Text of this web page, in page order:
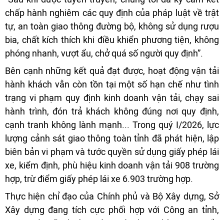
chấp hành nghiêm các quy định của pháp luật về trật
tự, an toàn giao thông đường bộ, không sử dụng rượu
bia, chất kích thích khi điều khiển phương tiện, không
phóng nhanh, vượt ẩu, chở quá số người quy định”.
Bên cạnh những kết quả đạt được, hoạt động vận tải
hành khách vẫn còn tồn tại một số hạn chế như tình
trạng vi phạm quy định kinh doanh vận tải, chạy sai
hành trình, đón trả khách không đúng nơi quy định,
cạnh tranh không lành mạnh... Trong quý I/2026, lực
lượng cảnh sát giao thông toàn tỉnh đã phát hiện, lập
biên bản vi phạm và tước quyền sử dụng giấy phép lái
xe, kiểm định, phù hiệu kinh doanh vận tải 908 trường
hợp, trừ điểm giấy phép lái xe 6.903 trường hợp.
Thực hiện chỉ đạo của Chính phủ và Bộ Xây dựng, Sở
Xây dựng đang tích cực phối hợp với Công an tỉnh,